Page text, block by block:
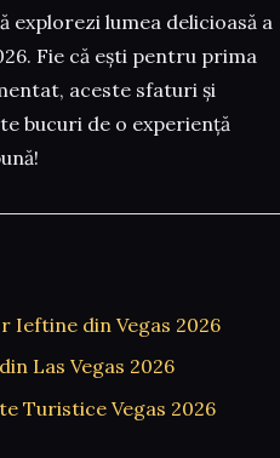
explorezi lumea delicioasă a
Fie că ești pentru prima
aceste sfaturi și
bucuri de o experiență
Ieftine din Vegas 2026
Las Vegas 2026
Turistice Vegas 2026